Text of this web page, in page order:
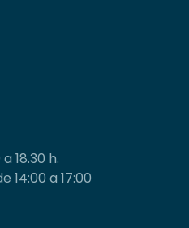
18.30 h.
14:00 a 17:00